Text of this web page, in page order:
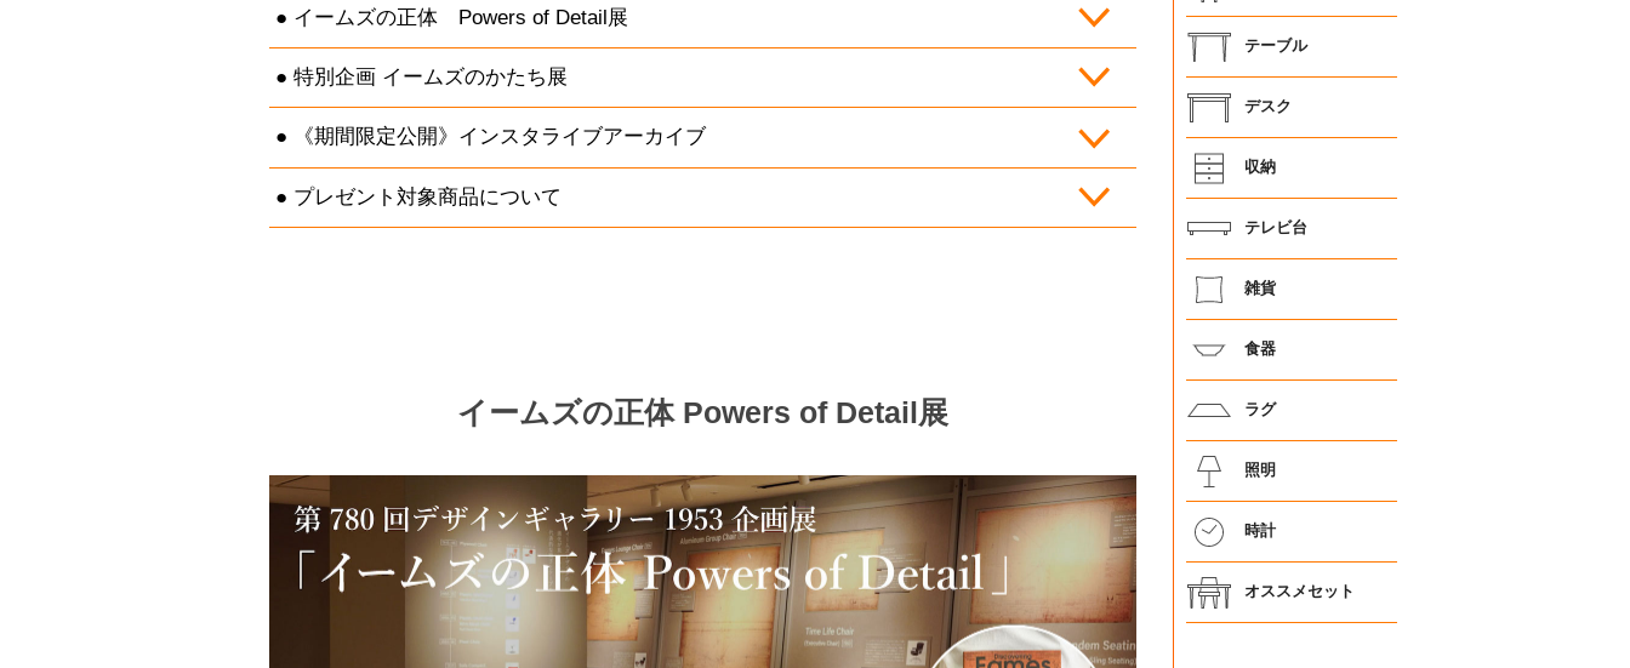
イームズの正体 Powers of Detail展
特別企画 イームズのかたち展
《期間限定公開》インスタライブアーカイブ
プレゼント対象商品について
イームズの正体 Powers of Detail展
テーブル
デスク
収納
テレビ台
雑貨
食器
ラグ
照明
時計
オススメセット